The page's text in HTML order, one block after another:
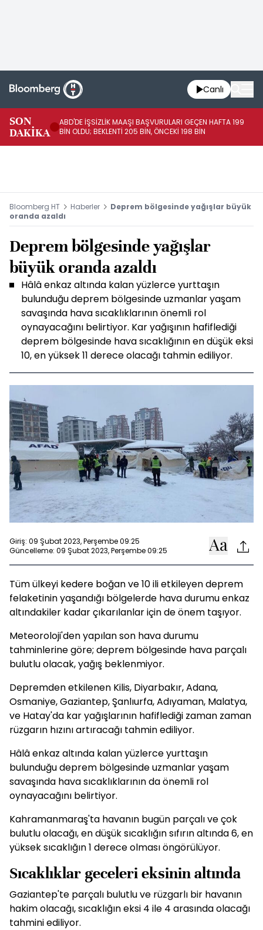
Canlı
SON
DAKİKA
ABD'DE İŞSİZLİK MAAŞI BAŞVURULARI GEÇEN HAFTA 199
BİN OLDU; BEKLENTİ 205 BİN, ÖNCEKİ 198 BİN
Bloomberg HT Haberler
Deprem bölgesinde yağışlar büyük
oranda azaldı
Deprem bölgesinde yağışlar
büyük oranda azaldı
Hâlâ enkaz altında kalan yüzlerce yurttaşın
bulunduğu deprem bölgesinde uzmanlar yaşam
savaşında hava sıcaklıklarının önemli rol
oynayacağını belirtiyor. Kar yağışının hafiflediği
deprem bölgesinde hava sıcaklığının en düşük eksi
10, en yüksek 11 derece olacağı tahmin ediliyor.
Giriş: 09 Şubat 2023, Perşembe 09:25
Güncelleme: 09 Şubat 2023, Perşembe 09:25
Tüm ülkeyi kedere boğan ve 10 ili etkileyen deprem
felaketinin yaşandığı bölgelerde hava durumu enkaz
altındakiler kadar çıkarılanlar için de önem taşıyor.
Meteoroloji'den yapılan son hava durumu
tahminlerine göre; deprem bölgesinde hava parçalı
bulutlu olacak, yağış beklenmiyor.
Depremden etkilenen Kilis, Diyarbakır, Adana,
Osmaniye, Gaziantep, Şanlıurfa, Adıyaman, Malatya,
ve Hatay'da kar yağışlarının hafiflediği zaman zaman
rüzgarın hızını artıracağı tahmin ediliyor.
Hâlâ enkaz altında kalan yüzlerce yurttaşın
bulunduğu deprem bölgesinde uzmanlar yaşam
savaşında hava sıcaklıklarının da önemli rol
oynayacağını belirtiyor.
Kahramanmaraş'ta havanın bugün parçalı ve çok
bulutlu olacağı, en düşük sıcaklığın sıfırın altında 6, en
yüksek sıcaklığın 1 derece olması öngörülüyor.
Sıcaklıklar geceleri eksinin altında
Gaziantep'te parçalı bulutlu ve rüzgarlı bir havanın
hakim olacağı, sıcaklığın eksi 4 ile 4 arasında olacağı
tahmini ediliyor.